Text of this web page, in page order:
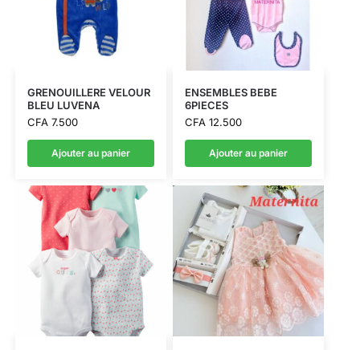
GRENOUILLERE VELOUR
BLEU LUVENA
CFA7.500
Ajouter au panier
ENSEMBLES BEBE
6PIECES
CFA12.500
Ajouter au panier